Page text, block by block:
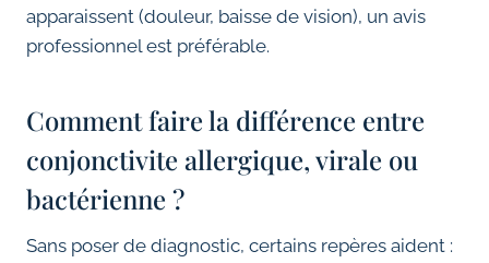
apparaissent (douleur, baisse de vision), un avis
professionnel est préférable.
Comment faire la différence entre
conjonctivite allergique, virale ou
bactérienne ?
Sans poser de diagnostic, certains repères aident :